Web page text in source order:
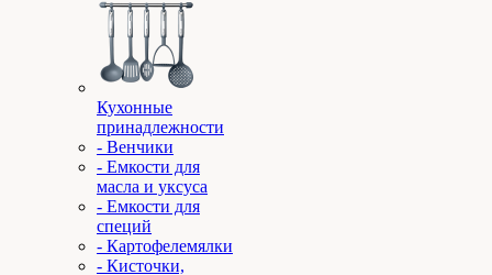
Кухонные
принадлежности
- Венчики
- Емкости для
масла и уксуса
- Емкости для
специй
- Картофелемялки
- Кисточки,